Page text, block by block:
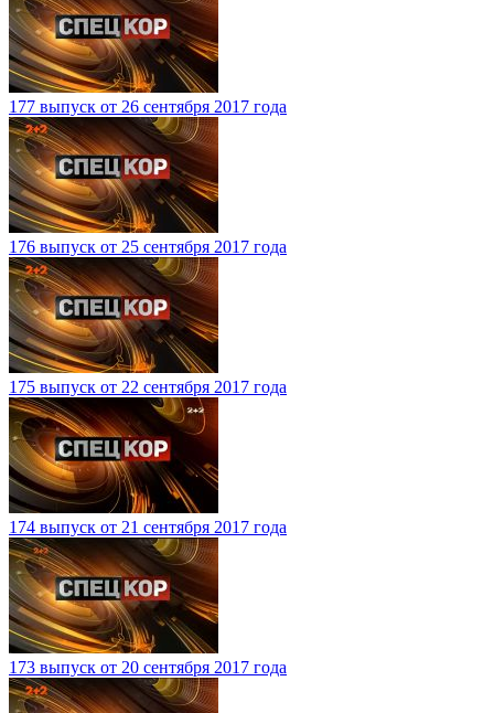
177 выпуск от 26 сентября 2017 года
176 выпуск от 25 сентября 2017 года
175 выпуск от 22 сентября 2017 года
174 выпуск от 21 сентября 2017 года
173 выпуск от 20 сентября 2017 года